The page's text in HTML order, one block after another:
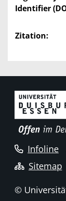
Identifier
Zitation:
Infoline
Sitemap
©